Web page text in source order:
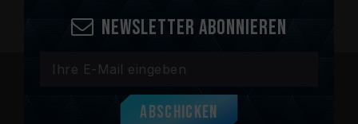
Newsletter abonnieren
Abschicken